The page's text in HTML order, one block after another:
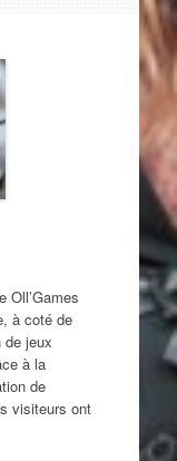
Oll’Games
à coté de
de jeux
à la
de
visiteurs ont